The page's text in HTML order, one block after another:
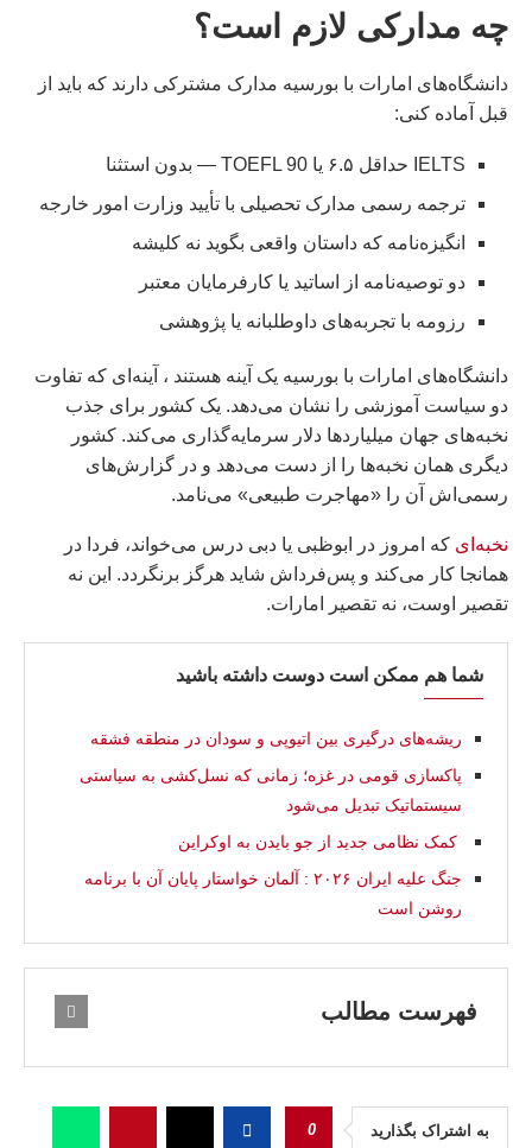
چه مدارکی لازم است؟
دانشگاه‌های امارات با بورسیه مدارک مشترکی دارند که باید از
قبل آماده کنی:
IELTS حداقل ۶.۵ یا TOEFL 90 — بدون استثنا
ترجمه رسمی مدارک تحصیلی با تأیید وزارت امور خارجه
انگیزه‌نامه که داستان واقعی بگوید نه کلیشه
دو توصیه‌نامه از اساتید یا کارفرمایان معتبر
رزومه با تجربه‌های داوطلبانه یا پژوهشی
دانشگاه‌های امارات با بورسیه یک آینه هستند ، آینه‌ای که تفاوت
دو سیاست آموزشی را نشان می‌دهد. یک کشور برای جذب
نخبه‌های جهان میلیاردها دلار سرمایه‌گذاری می‌کند. کشور
دیگری همان نخبه‌ها را از دست می‌دهد و در گزارش‌های
رسمی‌اش آن را «مهاجرت طبیعی» می‌نامد.
نخبه‌ای که امروز در ابوظبی یا دبی درس می‌خواند، فردا در
همانجا کار می‌کند و پس‌فرداش شاید هرگز برنگردد. این نه
تقصیر اوست، نه تقصیر امارات.
شما هم ممکن است دوست داشته باشید
ریشه‌های درگیری بین اتیوپی و سودان در منطقه فشقه
پاکسازی قومی در غزه؛ زمانی که نسل‌کشی به سیاستی
سیستماتیک تبدیل می‌شود
کمک نظامی جدید از جو بایدن به اوکراین
جنگ علیه ایران ۲۰۲۶ : آلمان خواستار پایان آن با برنامه
روشن است
فهرست مطالب
به اشتراک بگذارید 0